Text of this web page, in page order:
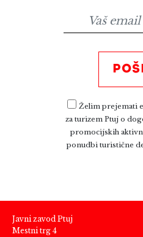
Želim prejemati
za turizem Ptuj o
promocijskih
ponudbi turistične
Javni zavod Ptuj
Mestni trg 4